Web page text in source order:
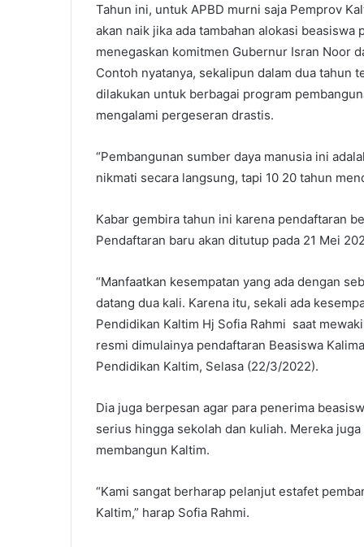
Tahun ini, untuk APBD murni saja Pemprov
akan naik jika ada tambahan alokasi
menegaskan komitmen Gubernur Isran Noor
Contoh nyatanya, sekalipun dalam dua tahun
dilakukan untuk berbagai program
mengalami pergeseran drastis.
“Pembangunan sumber daya manusia ini
nikmati secara langsung, tapi 10 20 tahun
Kabar gembira tahun ini karena pendaftaran
Pendaftaran baru akan ditutup pada 21 Mei
“Manfaatkan kesempatan yang ada dengan
datang dua kali. Karena itu, sekali ada
Pendidikan Kaltim Hj Sofia Rahmi saat
resmi dimulainya pendaftaran Beasiswa
Pendidikan Kaltim, Selasa (22/3/2022).
Dia juga berpesan agar para penerima
serius hingga sekolah dan kuliah. Mereka
membangun Kaltim.
“Kami sangat berharap pelanjut estafet
Kaltim,” harap Sofia Rahmi.